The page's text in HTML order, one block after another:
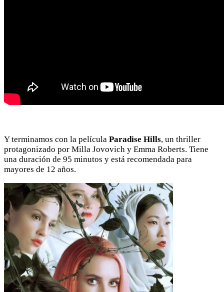
Y terminamos con la película Paradise Hills, un thriller
protagonizado por Milla Jovovich y Emma Roberts. Tiene
una duración de 95 minutos y está recomendada para
mayores de 12 años.